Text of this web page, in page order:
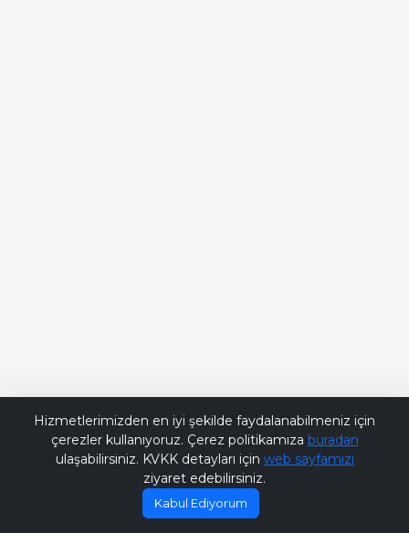
Hizmetlerimizden en iyi şekilde faydalanabilmeniz için
çerezler kullanıyoruz. Çerez politikamıza buradan
ulaşabilirsiniz. KVKK detayları için web sayfamızı
ziyaret edebilirsiniz.
Kabul Ediyorum
Bana Soru Sor | Ask Me